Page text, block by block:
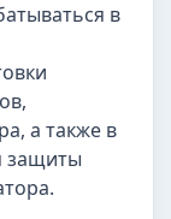
в
а также в
защиты